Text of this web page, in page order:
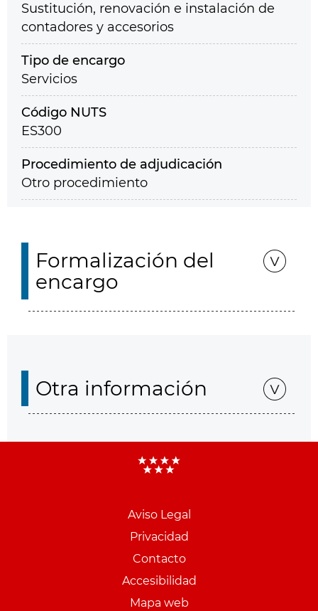
Sustitución, renovación e instalación de
contadores y accesorios
Tipo de encargo
Servicios
Código NUTS
ES300
Procedimiento de adjudicación
Otro procedimiento
Formalización del
encargo
Otra información
Aviso Legal
Privacidad
Contacto
Accesibilidad
Mapa web